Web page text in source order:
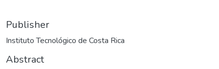
Publisher
Instituto Tecnológico de Costa Rica
Abstract